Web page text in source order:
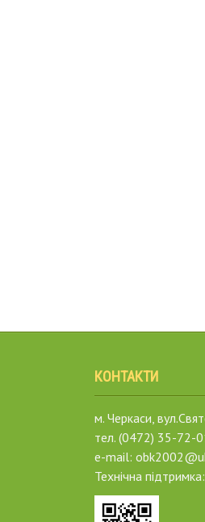
КОНТАКТИ
м. Черкаси,
тел. (0472) 35-72-
e-mail:
Технічна